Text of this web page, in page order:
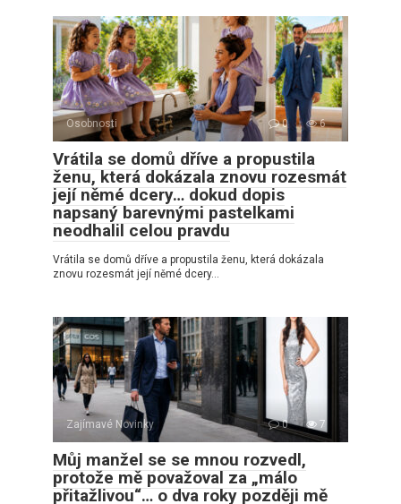
Osobnosti 0 6
Vrátila se domů dříve a propustila
ženu, která dokázala znovu rozesmát
její němé dcery… dokud dopis
napsaný barevnými pastelkami
neodhalil celou pravdu
Vrátila se domů dříve a propustila ženu, která dokázala
znovu rozesmát její němé dcery…
Zajímavé Novinky 0 7
Můj manžel se se mnou rozvedl,
protože mě považoval za „málo
přitažlivou“… o dva roky později mě